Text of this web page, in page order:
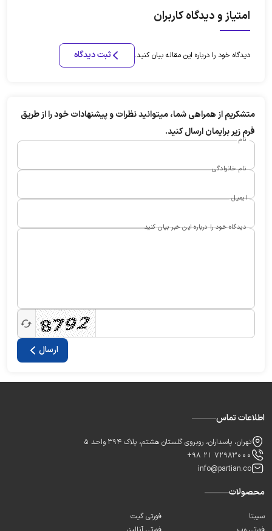
امتیاز و دیدگاه کاربران
دیدگاه خود را درباره این مقاله بیان کنید. ثبت دیدگاه
متشکریم از همراهی شما، میتوانید نظرات و پیشنهادات خود را از طریق
فرم زیر برایمان ارسال کنید.
نام
نام خانوادگی
ایمیل
دیدگاه خود را درباره این خبر بیان کنید.
ارسال
اطلاعات تماس
تهران، پاسداران، روبروی گلستان هشتم، پلاک 394 واحد 5
+98 21 72983000
info@partian.co
محصولات
سیبتا
فورتی گیت